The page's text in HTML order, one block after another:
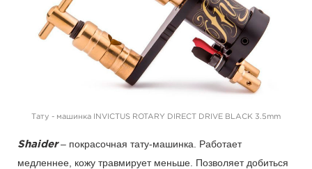
Тату - машинка INVICTUS ROTARY DIRECT DRIVE BLACK 3.5mm
Shaider– покрасочная тату-машинка. Работает
медленнее, кожу травмирует меньше. Позволяет добиться